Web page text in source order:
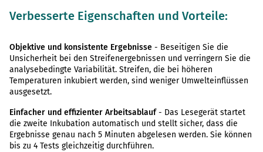
Verbesserte Eigenschaften und Vorteile:
Objektive und konsistente Ergebnisse - Beseitigen Sie die
Unsicherheit bei den Streifenergebnissen und verringern Sie die
analysebedingte Variabilität. Streifen, die bei höheren
Temperaturen inkubiert werden, sind weniger Umwelteinflüssen
ausgesetzt.
Einfacher und effizienter Arbeitsablauf- Das Lesegerät startet
die zweite Inkubation automatisch und stellt sicher, dass die
Ergebnisse genau nach 5 Minuten abgelesen werden. Sie können
bis zu 4 Tests gleichzeitig durchführen.